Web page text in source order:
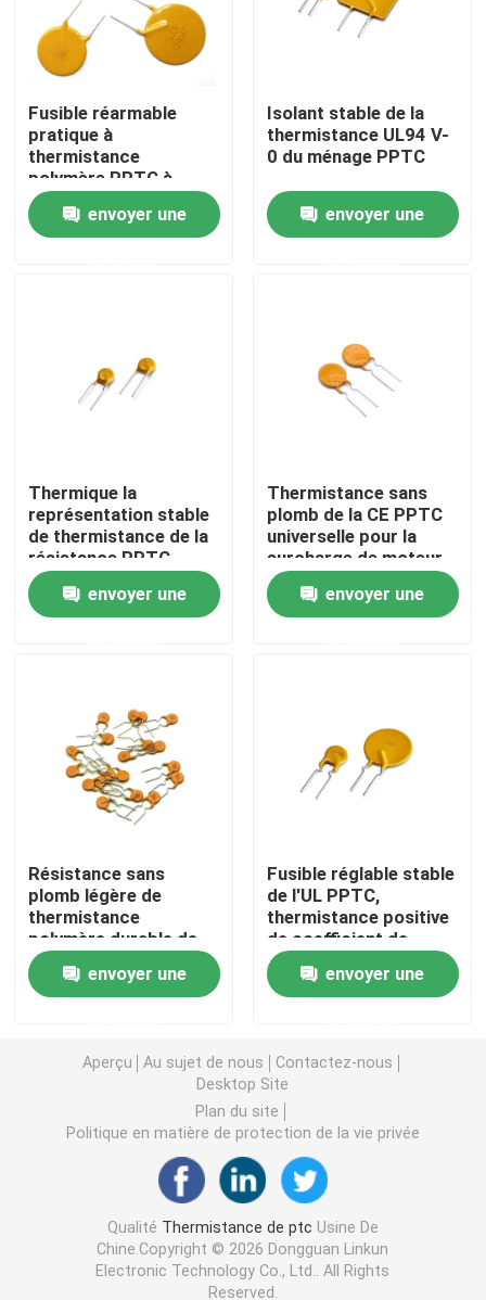
À la maison
À propos de nous
Contrôle de la qualité
Nous contacter
Les affaires
Thermistance de ptc
Puce de chauffage PTC
Thermistors NTC
Le thermistore NTC de puissance
Capteur de température de NTC
Varistance CMS
Fusible réarmable
pratique à
thermistance
polymère PPTC à
haute molécule
envoyer une
Isolant stable de la
thermistance UL94 V-
0 du ménage PPTC
envoyer une
Thermique la
représentation stable
de thermistance de la
résistance PPTC
pratique
envoyer une
Thermistance sans
plomb de la CE PPTC
universelle pour la
surcharge de moteur
envoyer une
Résistance sans
plomb légère de
thermistance
polymère durable de
PPTC basse
envoyer une
Fusible réglable stable
de l'UL PPTC,
thermistance positive
de coefficient de
température de
polymèreenvoyer une
Aperçu Au sujet de nous
Contactez-nous
Desktop Site
Plan du site
Politique en matière de protection de la vie privée
Qualité Thermistance de ptc Usine De
Chine.Copyright © 2026 Dongguan Linkun
Electronic Technology Co., Ltd.. All Rights
Reserved.